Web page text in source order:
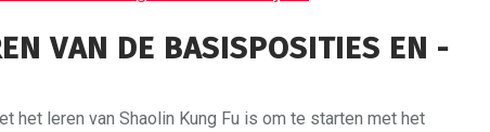
VAN DE BASISPOSITIES EN -
het leren van Shaolin Kung Fu is om te starten met het